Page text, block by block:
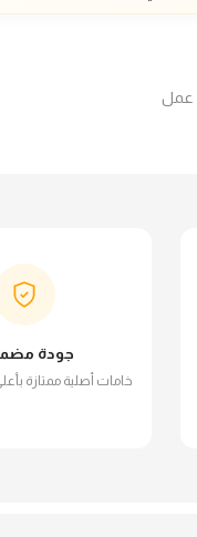
جودة
خامات أصلية ممتازة